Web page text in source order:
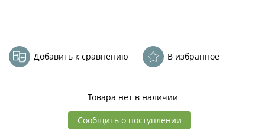
Добавить к сравнению В избранное
Товара нет в наличии
Сообщить о поступлении